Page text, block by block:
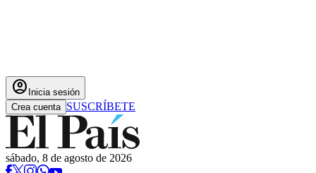
account_circle Inicia sesión
Crea cuenta SUSCRÍBETE
sábado, 8 de agosto de 2026